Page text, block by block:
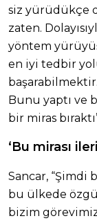
siz yürüdükçe
zaten.
yöntem
en iyi tedbir
Bunu yaptı ve
bir miras
‘Bu mirası
Sancar, “Şimdi
bu ülkede
bizim